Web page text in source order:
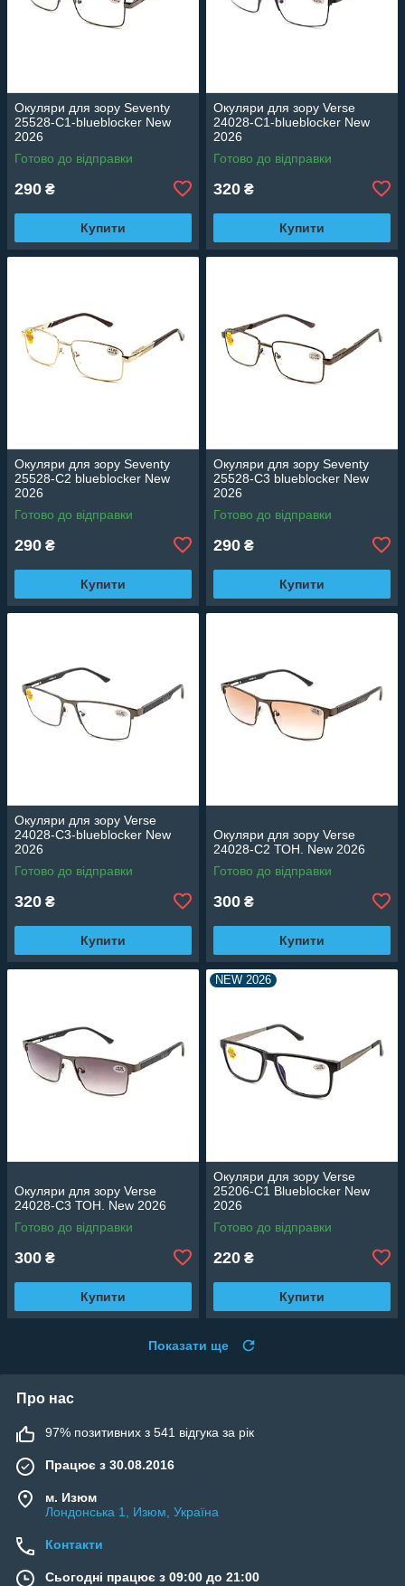
Окуляри для зору Seventy
25528-C1-blueblocker New
2026
Готово до відправки
290 ₴
Купити
Окуляри для зору Verse
24028-C1-blueblocker New
2026
Готово до відправки
320 ₴
Купити
Окуляри для зору Seventy
25528-C2 blueblocker New
2026
Готово до відправки
290 ₴
Купити
Окуляри для зору Seventy
25528-C3 blueblocker New
2026
Готово до відправки
290 ₴
Купити
Окуляри для зору Verse
24028-C3-blueblocker New
2026
Готово до відправки
320 ₴
Купити
Окуляри для зору Verse
24028-C2 ТОН. New 2026
Готово до відправки
300 ₴
Купити
Окуляри для зору Verse
24028-C3 ТОН. New 2026
Готово до відправки
300 ₴
Купити
NEW 2026
Окуляри для зору Verse
25206-C1 Blueblocker New
2026
Готово до відправки
220 ₴
Купити
Показати ще
Про нас
97% позитивних з 541 відгука за рік
Працює з 30.08.2016
м. Изюм
Лондонська 1, Изюм, Україна
Контакти
Сьогодні працює з 09:00 до 21:00